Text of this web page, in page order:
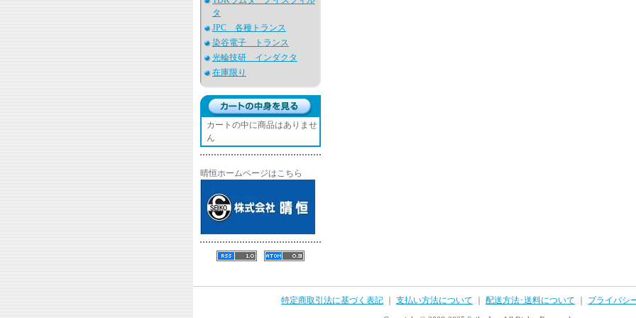
タ
JPC 各種トランス
染谷電子 トランス
光輪技研 インダクタ
在庫限り
カートの中に商品はありませ
ん
晴恒ホームページはこちら
特定商取引法に基づく表記 支払い方法について 配送方法･送料について
プライバシ